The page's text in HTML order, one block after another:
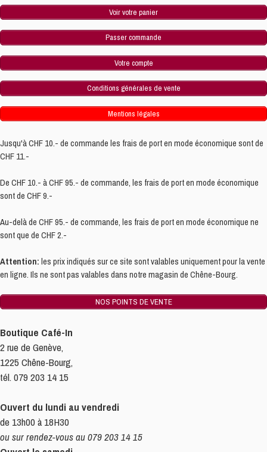
Voir votre panier
Passer commande
Votre compte
Conditions générales de vente
Mentions légales
Jusqu'à CHF 10.- de commande les frais de port en mode économique sont de
CHF 11.-
De CHF 10.- à CHF 95.- de commande, les frais de port en mode économique
sont de CHF 9.-
Au-delà de CHF 95.- de commande, les frais de port en mode économique ne
sont que de CHF 2.-
Attention: les prix indiqués sur ce site sont valables uniquement pour la vente
en ligne. Ils ne sont pas valables dans notre magasin de Chêne-Bourg.
NOS POINTS DE VENTE
Boutique Café-In
2 rue de Genève,
1225 Chêne-Bourg,
tél. 079 203 14 15
Ouvert du lundi au vendredi
de 13h00 à 18H30
ou sur rendez-vous au 079 203 14 15